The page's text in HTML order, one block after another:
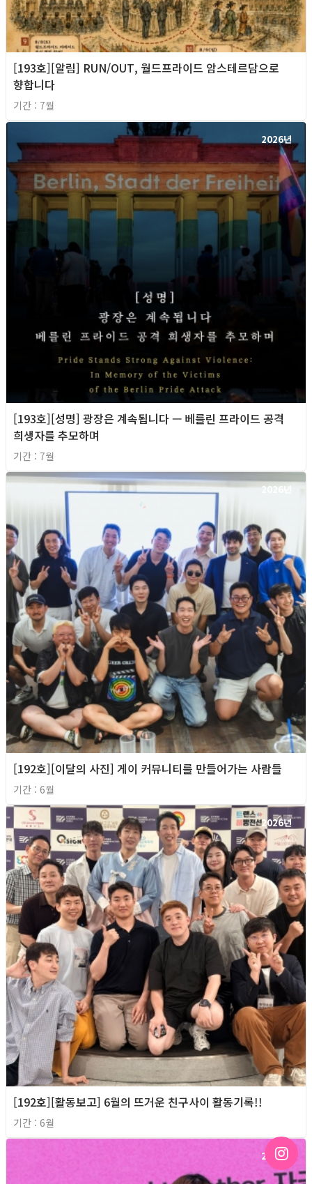
[193호][알림] RUN/OUT, 월드프라이드 암스테르담으로
향합니다
기간 : 7월
2026년
[193호][성명] 광장은 계속됩니다 — 베를린 프라이드 공격
희생자를 추모하며
기간 : 7월
2026년
[192호][이달의 사진] 게이 커뮤니티를 만들어가는 사람들
기간 : 6월
2026년
[192호][활동보고] 6월의 뜨거운 친구사이 활동기록!!
기간 : 6월
2026년